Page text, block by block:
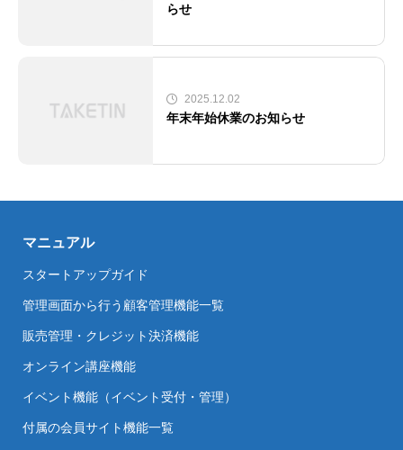
らせ
2025.12.02
年末年始休業のお知らせ
マニュアル
スタートアップガイド
管理画面から行う顧客管理機能一覧
販売管理・クレジット決済機能
オンライン講座機能
イベント機能（イベント受付・管理）
付属の会員サイト機能一覧